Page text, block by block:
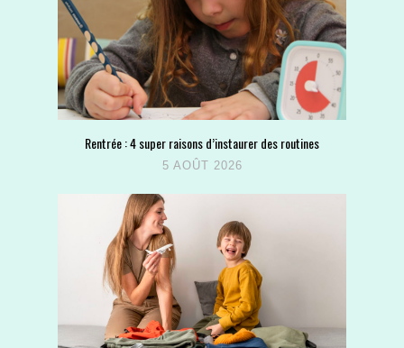
Rentrée : 4 super raisons d’instaurer des routines
5 AOÛT 2026